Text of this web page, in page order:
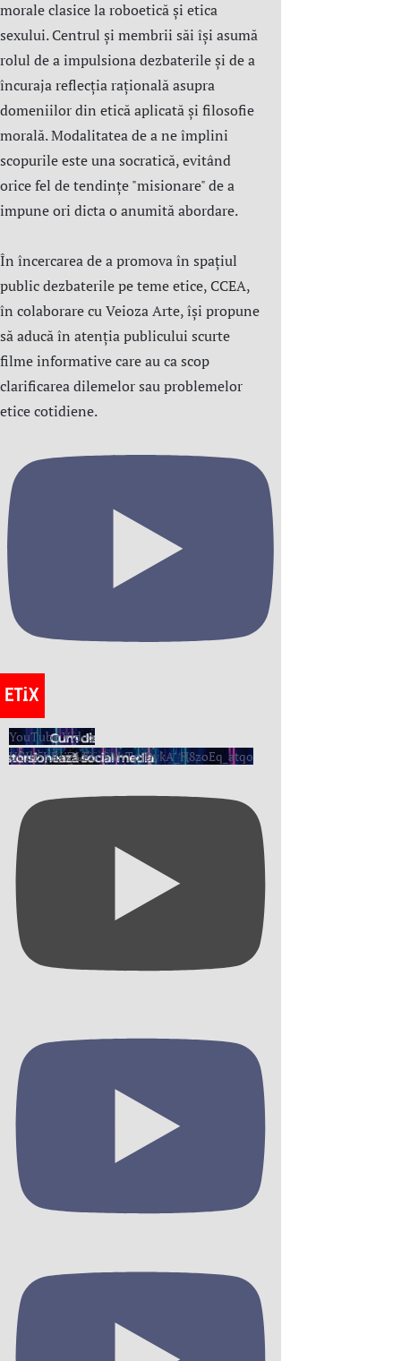
morale clasice la roboetică și etica
sexului. Centrul şi membrii săi îşi asumă
rolul de a impulsiona dezbaterile și de a
încuraja reflecția rațională asupra
domeniilor din etică aplicată şi filosofie
morală. Modalitatea de a ne împlini
scopurile este una socratică, evitând
orice fel de tendințe "misionare" de a
impune ori dicta o anumită abordare.
În încercarea de a promova în spațiul
public dezbaterile pe teme etice, CCEA,
în colaborare cu Veioza Arte, își propune
să aducă în atenția publicului scurte
filme informative care au ca scop
clarificarea dilemelor sau problemelor
etice cotidiene.
YouTube Video
UCIh5KRIiZLE6oSMrTpjDvkA_H8zoEq_atqo